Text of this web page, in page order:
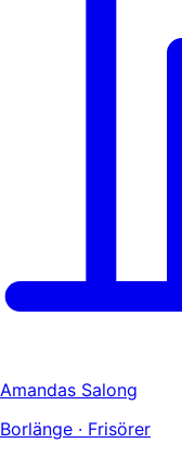
Amandas Salong
Borlänge · Frisörer